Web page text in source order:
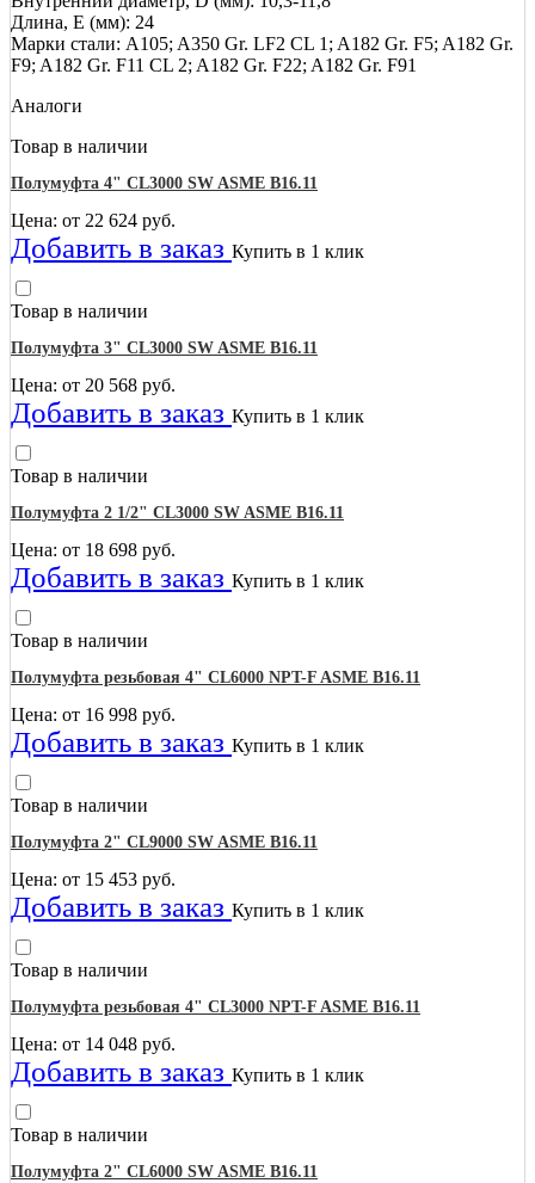
Длина, E (мм): 24
Марки стали: A105; A350 Gr. LF2 CL 1; A182 Gr. F5; A182 Gr.
F9; A182 Gr. F11 CL 2; A182 Gr. F22; A182 Gr. F91
Аналоги
Товар в наличии
Полумуфта 4" CL3000 SW ASME B16.11
Цена: от 22 624 руб.
Добавить в заказ Купить в 1 клик
Товар в наличии
Полумуфта 3" CL3000 SW ASME B16.11
Цена: от 20 568 руб.
Добавить в заказ Купить в 1 клик
Товар в наличии
Полумуфта 2 1/2" CL3000 SW ASME B16.11
Цена: от 18 698 руб.
Добавить в заказ Купить в 1 клик
Товар в наличии
Полумуфта резьбовая 4" CL6000 NPT-F ASME B16.11
Цена: от 16 998 руб.
Добавить в заказ Купить в 1 клик
Товар в наличии
Полумуфта 2" CL9000 SW ASME B16.11
Цена: от 15 453 руб.
Добавить в заказ Купить в 1 клик
Товар в наличии
Полумуфта резьбовая 4" CL3000 NPT-F ASME B16.11
Цена: от 14 048 руб.
Добавить в заказ Купить в 1 клик
Товар в наличии
Полумуфта 2" CL6000 SW ASME B16.11